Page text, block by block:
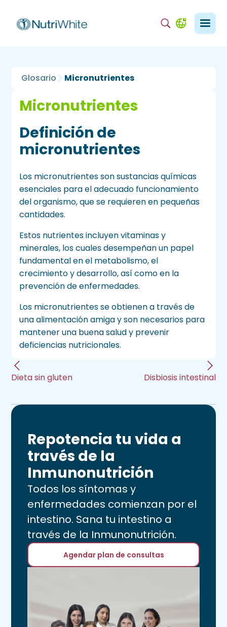
Glosario Micronutrientes
Micronutrientes
Definición de
micronutrientes
Los micronutrientes son sustancias químicas
esenciales para el adecuado funcionamiento
del organismo, que se requieren en pequeñas
cantidades.
Estos nutrientes incluyen vitaminas y
minerales, los cuales desempeñan un papel
fundamental en el metabolismo, el
crecimiento y desarrollo, así como en la
prevención de enfermedades.
Los micronutrientes se obtienen a través de
una alimentación amiga y son necesarios para
mantener una buena salud y prevenir
deficiencias nutricionales.
Dieta sin gluten Disbiosis intestinal
Repotencia tu vida a
través de la
Inmunonutrición
Todos los síntomas y
enfermedades comienzan por el
intestino. Sana tu intestino a
través de la Inmunonutrición.
Agendar plan de consultas